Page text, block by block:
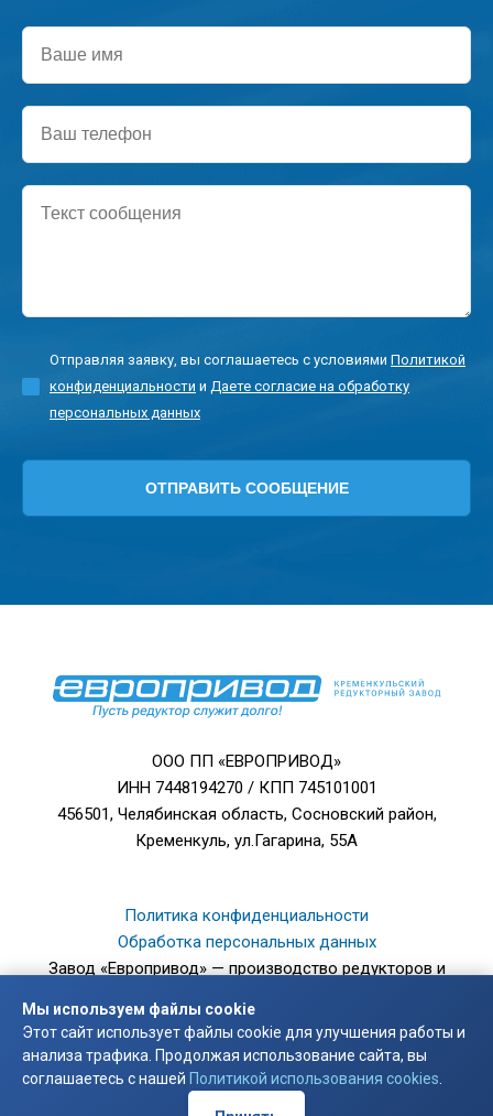
имя
телефон
сообщения
Отправляя заявку, вы соглашаетесь с условиями Политикой
конфиденциальности и Даете согласие на обработку
персональных данных
ООО ПП «ЕВРОПРИВОД»
ИНН 7448194270 / КПП 745101001
456501, Челябинская область, Сосновский район,
Кременкуль, ул.Гагарина, 55А
Политика конфиденциальности
Обработка персональных данных
Завод «Европривод» — производство редукторов и
© 2003 — 2026
Digital Agency IT-July
Мы используем файлы cookie
Этот сайт использует файлы cookie для улучшения работы и
анализа трафика. Продолжая использование сайта, вы
соглашаетесь с нашей Политикой использования cookies